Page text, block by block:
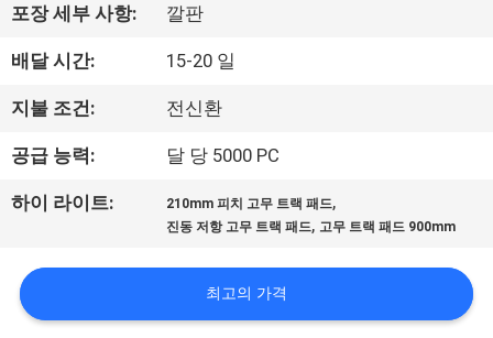
공
장
견
학
질
관
포장 세부 사항: 깔판
배달 시간: 15-20 일
지불 조건: 전신환
공급 능력: 달 당 5000 PC
하이 라이트: 210mm 피치 고무 트랙 패드,
진동 저항 고무 트랙 패드, 고무 트랙 패드 900mm
최고의 가격